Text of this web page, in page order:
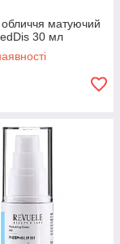
матуючий
30 мл